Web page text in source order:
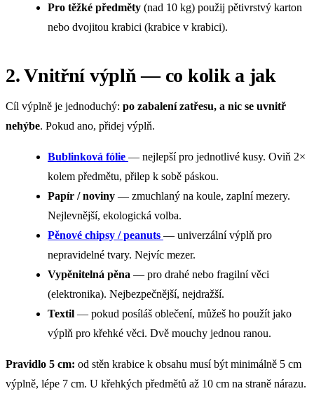
Pro těžké předměty (nad 10 kg) použij pětivrstvý karton
nebo dvojitou krabici (krabice v krabici).
2. Vnitřní výplň — co kolik a jak
Cíl výplně je jednoduchý: po zabalení zatřesu, a nic se uvnitř
nehýbe. Pokud ano, přidej výplň.
Bublinková fólie — nejlepší pro jednotlivé kusy. Oviň 2×
kolem předmětu, přilep k sobě páskou.
Papír / noviny — zmuchlaný na koule, zaplní mezery.
Nejlevnější, ekologická volba.
Pěnové chipsy / peanuts — univerzální výplň pro
nepravidelné tvary. Nejvíc mezer.
Vypěnitelná pěna — pro drahé nebo fragilní věci
(elektronika). Nejbezpečnější, nejdražší.
Textil — pokud posíláš oblečení, můžeš ho použít jako
výplň pro křehké věci. Dvě mouchy jednou ranou.
Pravidlo 5 cm: od stěn krabice k obsahu musí být minimálně 5 cm
výplně, lépe 7 cm. U křehkých předmětů až 10 cm na straně nárazu.